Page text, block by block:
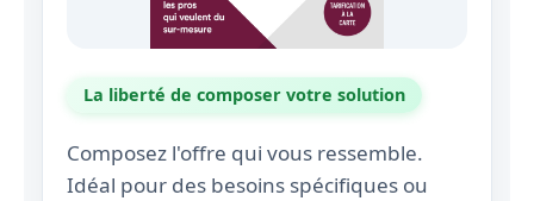
La liberté de composer votre solution
Composez l'offre qui vous ressemble.
Idéal pour des besoins spécifiques ou